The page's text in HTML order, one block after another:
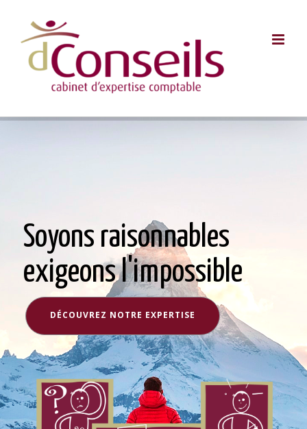
contenu
Soyons raisonnables
exigeons l'impossible
DÉCOUVREZ NOTRE EXPERTISE